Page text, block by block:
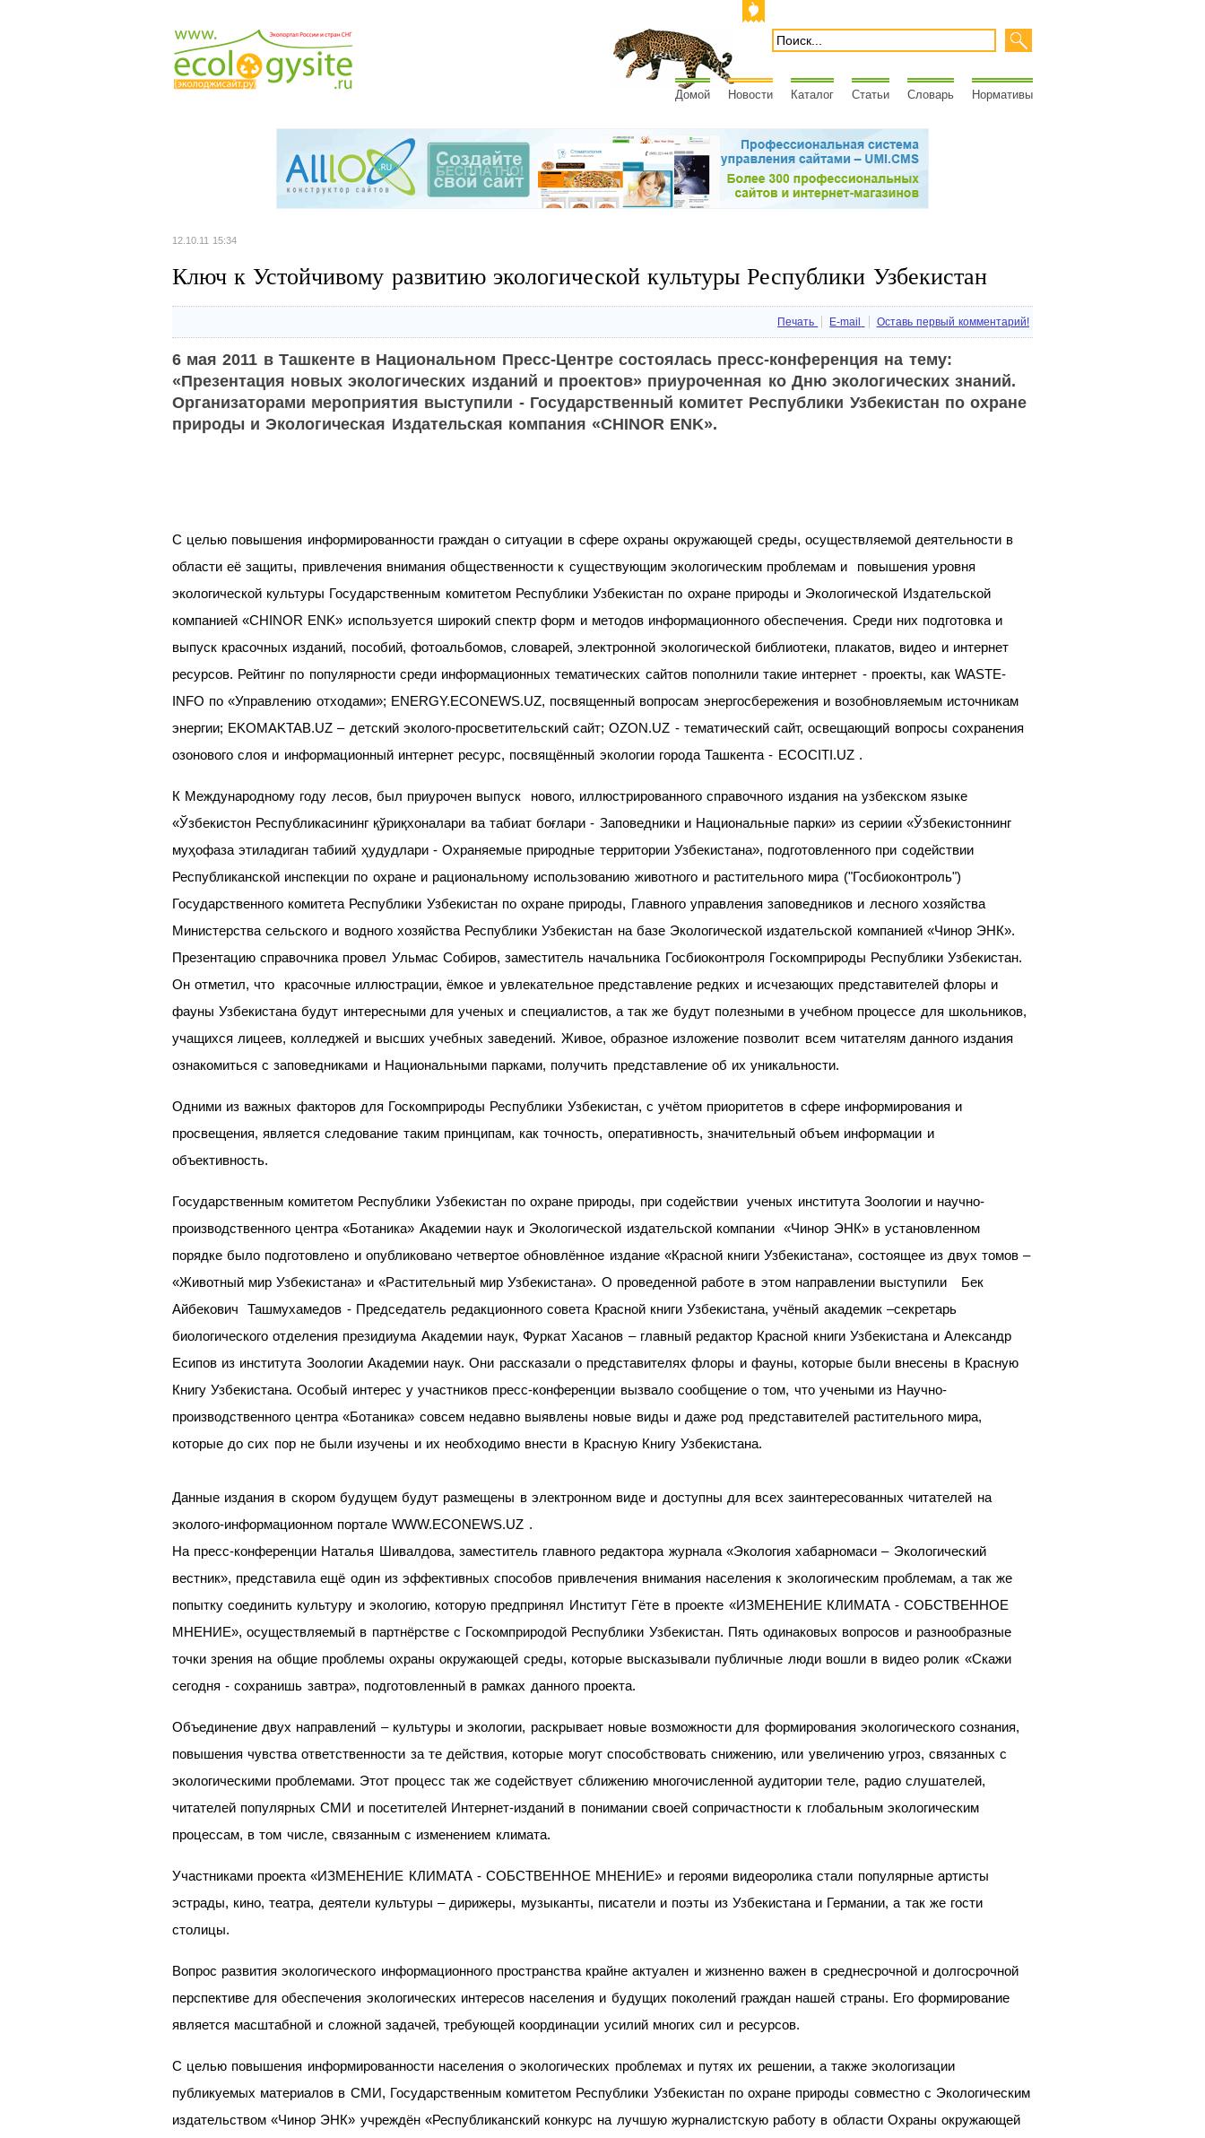
Домой Новости Каталог Статьи Словарь Нормативы
12.10.11 15:34
Ключ к Устойчивому развитию экологической культуры Республики Узбекистан
Печать E-mail Оставь первый комментарий!
6 мая 2011 в Ташкенте в Национальном Пресс-Центре состоялась пресс-конференция на тему:
«Презентация новых экологических изданий и проектов» приуроченная ко Дню экологических знаний.
Организаторами мероприятия выступили - Государственный комитет Республики Узбекистан по охране
природы и Экологическая Издательская компания «CHINOR ENK».
С целью повышения информированности граждан о ситуации в сфере охраны окружающей среды, осуществляемой деятельности в
области её защиты, привлечения внимания общественности к существующим экологическим проблемам и повышения уровня
экологической культуры Государственным комитетом Республики Узбекистан по охране природы и Экологической Издательской
компанией «CHINOR ENK» используется широкий спектр форм и методов информационного обеспечения. Среди них подготовка и
выпуск красочных изданий, пособий, фотоальбомов, словарей, электронной экологической библиотеки, плакатов, видео и интернет
ресурсов. Рейтинг по популярности среди информационных тематических сайтов пополнили такие интернет - проекты, как WASTE-
INFO по «Управлению отходами»; ENERGY.ECONEWS.UZ, посвященный вопросам энергосбережения и возобновляемым источникам
энергии; EKOMAKTAB.UZ – детский эколого-просветительский сайт; OZON.UZ - тематический сайт, освещающий вопросы сохранения
озонового слоя и информационный интернет ресурс, посвящённый экологии города Ташкента - ECOCITI.UZ .
К Международному году лесов, был приурочен выпуск нового, иллюстрированного справочного издания на узбекском языке
«Ўзбекистон Республикасининг қўриқхоналари ва табиат боғлари - Заповедники и Национальные парки» из сериии «Ўзбекистоннинг
муҳофаза этиладиган табиий ҳудудлари - Охраняемые природные территории Узбекистана», подготовленного при содействии
Республиканской инспекции по охране и рациональному использованию животного и растительного мира ("Госбиоконтроль")
Государственного комитета Республики Узбекистан по охране природы, Главного управления заповедников и лесного хозяйства
Министерства сельского и водного хозяйства Республики Узбекистан на базе Экологической издательской компанией «Чинор ЭНК».
Презентацию справочника провел Ульмас Собиров, заместитель начальника Госбиоконтроля Госкомприроды Республики Узбекистан.
Он отметил, что красочные иллюстрации, ёмкое и увлекательное представление редких и исчезающих представителей флоры и
фауны Узбекистана будут интересными для ученых и специалистов, а так же будут полезными в учебном процессе для школьников,
учащихся лицеев, колледжей и высших учебных заведений. Живое, образное изложение позволит всем читателям данного издания
ознакомиться с заповедниками и Национальными парками, получить представление об их уникальности.
Одними из важных факторов для Госкомприроды Республики Узбекистан, с учётом приоритетов в сфере информирования и
просвещения, является следование таким принципам, как точность, оперативность, значительный объем информации и
объективность.
Государственным комитетом Республики Узбекистан по охране природы, при содействии ученых института Зоологии и научно-
производственного центра «Ботаника» Академии наук и Экологической издательской компании «Чинор ЭНК» в установленном
порядке было подготовлено и опубликовано четвертое обновлённое издание «Красной книги Узбекистана», состоящее из двух томов –
«Животный мир Узбекистана» и «Растительный мир Узбекистана». О проведенной работе в этом направлении выступили Бек
Айбекович Ташмухамедов - Председатель редакционного совета Красной книги Узбекистана, учёный академик –секретарь
биологического отделения президиума Академии наук, Фуркат Хасанов – главный редактор Красной книги Узбекистана и Александр
Есипов из института Зоологии Академии наук. Они рассказали о представителях флоры и фауны, которые были внесены в Красную
Книгу Узбекистана. Особый интерес у участников пресс-конференции вызвало сообщение о том, что учеными из Научно-
производственного центра «Ботаника» совсем недавно выявлены новые виды и даже род представителей растительного мира,
которые до сих пор не были изучены и их необходимо внести в Красную Книгу Узбекистана.
Данные издания в скором будущем будут размещены в электронном виде и доступны для всех заинтересованных читателей на
эколого-информационном портале WWW.ECONEWS.UZ .
На пресс-конференции Наталья Шивалдова, заместитель главного редактора журнала «Экология хабарномаси – Экологический
вестник», представила ещё один из эффективных способов привлечения внимания населения к экологическим проблемам, а так же
попытку соединить культуру и экологию, которую предпринял Институт Гёте в проекте «ИЗМЕНЕНИЕ КЛИМАТА - СОБСТВЕННОЕ
МНЕНИЕ», осуществляемый в партнёрстве с Госкомприродой Республики Узбекистан. Пять одинаковых вопросов и разнообразные
точки зрения на общие проблемы охраны окружающей среды, которые высказывали публичные люди вошли в видео ролик «Скажи
сегодня - сохранишь завтра», подготовленный в рамках данного проекта.
Объединение двух направлений – культуры и экологии, раскрывает новые возможности для формирования экологического сознания,
повышения чувства ответственности за те действия, которые могут способствовать снижению, или увеличению угроз, связанных с
экологическими проблемами. Этот процесс так же содействует сближению многочисленной аудитории теле, радио слушателей,
читателей популярных СМИ и посетителей Интернет-изданий в понимании своей сопричастности к глобальным экологическим
процессам, в том числе, связанным с изменением климата.
Участниками проекта «ИЗМЕНЕНИЕ КЛИМАТА - СОБСТВЕННОЕ МНЕНИЕ» и героями видеоролика стали популярные артисты
эстрады, кино, театра, деятели культуры – дирижеры, музыканты, писатели и поэты из Узбекистана и Германии, а так же гости
столицы.
Вопрос развития экологического информационного пространства крайне актуален и жизненно важен в среднесрочной и долгосрочной
перспективе для обеспечения экологических интересов населения и будущих поколений граждан нашей страны. Его формирование
является масштабной и сложной задачей, требующей координации усилий многих сил и ресурсов.
С целью повышения информированности населения о экологических проблемах и путях их решении, а также экологизации
публикуемых материалов в СМИ, Государственным комитетом Республики Узбекистан по охране природы совместно с Экологическим
издательством «Чинор ЭНК» учреждён «Республиканский конкурс на лучшую журналистскую работу в области Охраны окружающей